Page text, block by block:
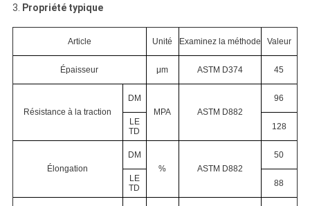
3. Propriété typique
Article Unité Examinez la méthode Valeur
Épaisseur μm ASTM D374 45
Résistance à la traction
DM
MPA
ASTM D882
96
LE
TD
128
Élongation
DM
%
ASTM D882
50
LE
TD
88